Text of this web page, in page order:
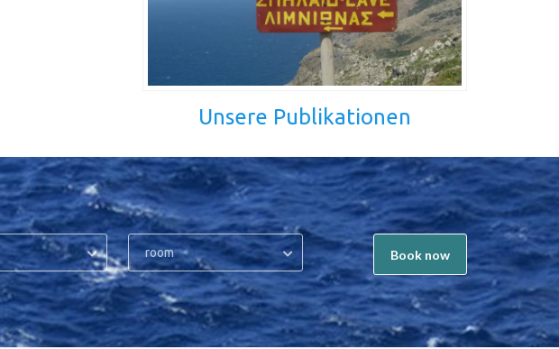
Unsere Publikationen
room Book now